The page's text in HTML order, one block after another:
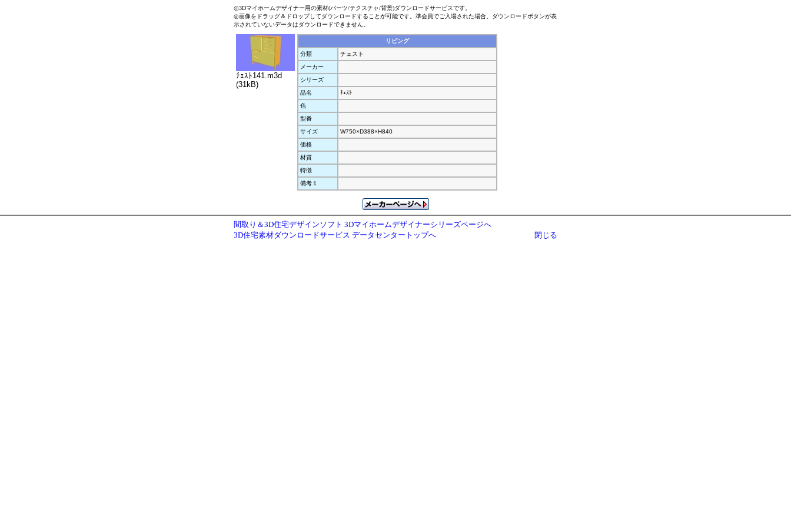
◎3Dマイホームデザイナー用の素材(パーツ/テクスチャ/背景)ダウンロードサービスです。
◎画像をドラッグ＆ドロップしてダウンロードすることが可能です。準会員でご入場された場合、ダウンロードボタンが表
示されていないデータはダウンロードできません。
ﾁｪｽﾄ141.m3d
(31kB)
リビング
分類
チェスト
メーカー
シリーズ
品名
ﾁｪｽﾄ
色
型番
サイズ
W750×D388×H840
価格
材質
特徴
備考１
間取り＆3D住宅デザインソフト 3Dマイホームデザイナーシリーズページへ
3D住宅素材ダウンロードサービス データセンタートップへ
閉じる